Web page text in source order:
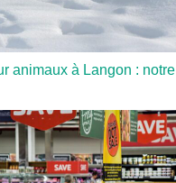
animaux à Langon :